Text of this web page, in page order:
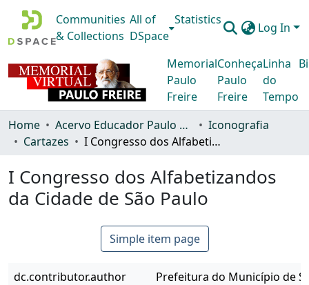
Communities
& Collections
All of
DSpace
Statistics
Log In
Memorial
Paulo
Freire
Conheça
Paulo
Freire
Linha
do
Tempo
Home Acervo Educador Paulo Freire
Iconografia
Cartazes
I Congresso dos Alfabetizandos da Cidade de São Paulo
I Congresso dos Alfabetizandos
da Cidade de São Paulo
Simple item page
dc.contributor.author
Prefeitura do Município de